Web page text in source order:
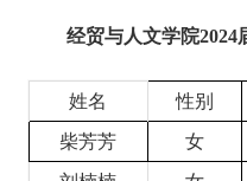
经贸与人文学院2024
姓名 性别
柴芳芳
女